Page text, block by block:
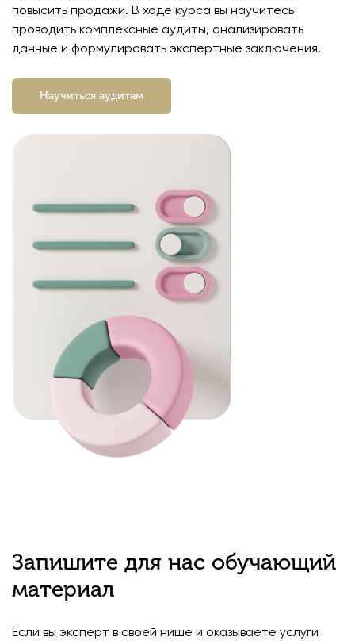
повысить продажи. В ходе курса вы научитесь
проводить комплексные аудиты, анализировать
данные и формулировать экспертные заключения.
Научиться аудитам
Запишите для нас обучающий
материал
Если вы эксперт в своей нише и оказываете услуги